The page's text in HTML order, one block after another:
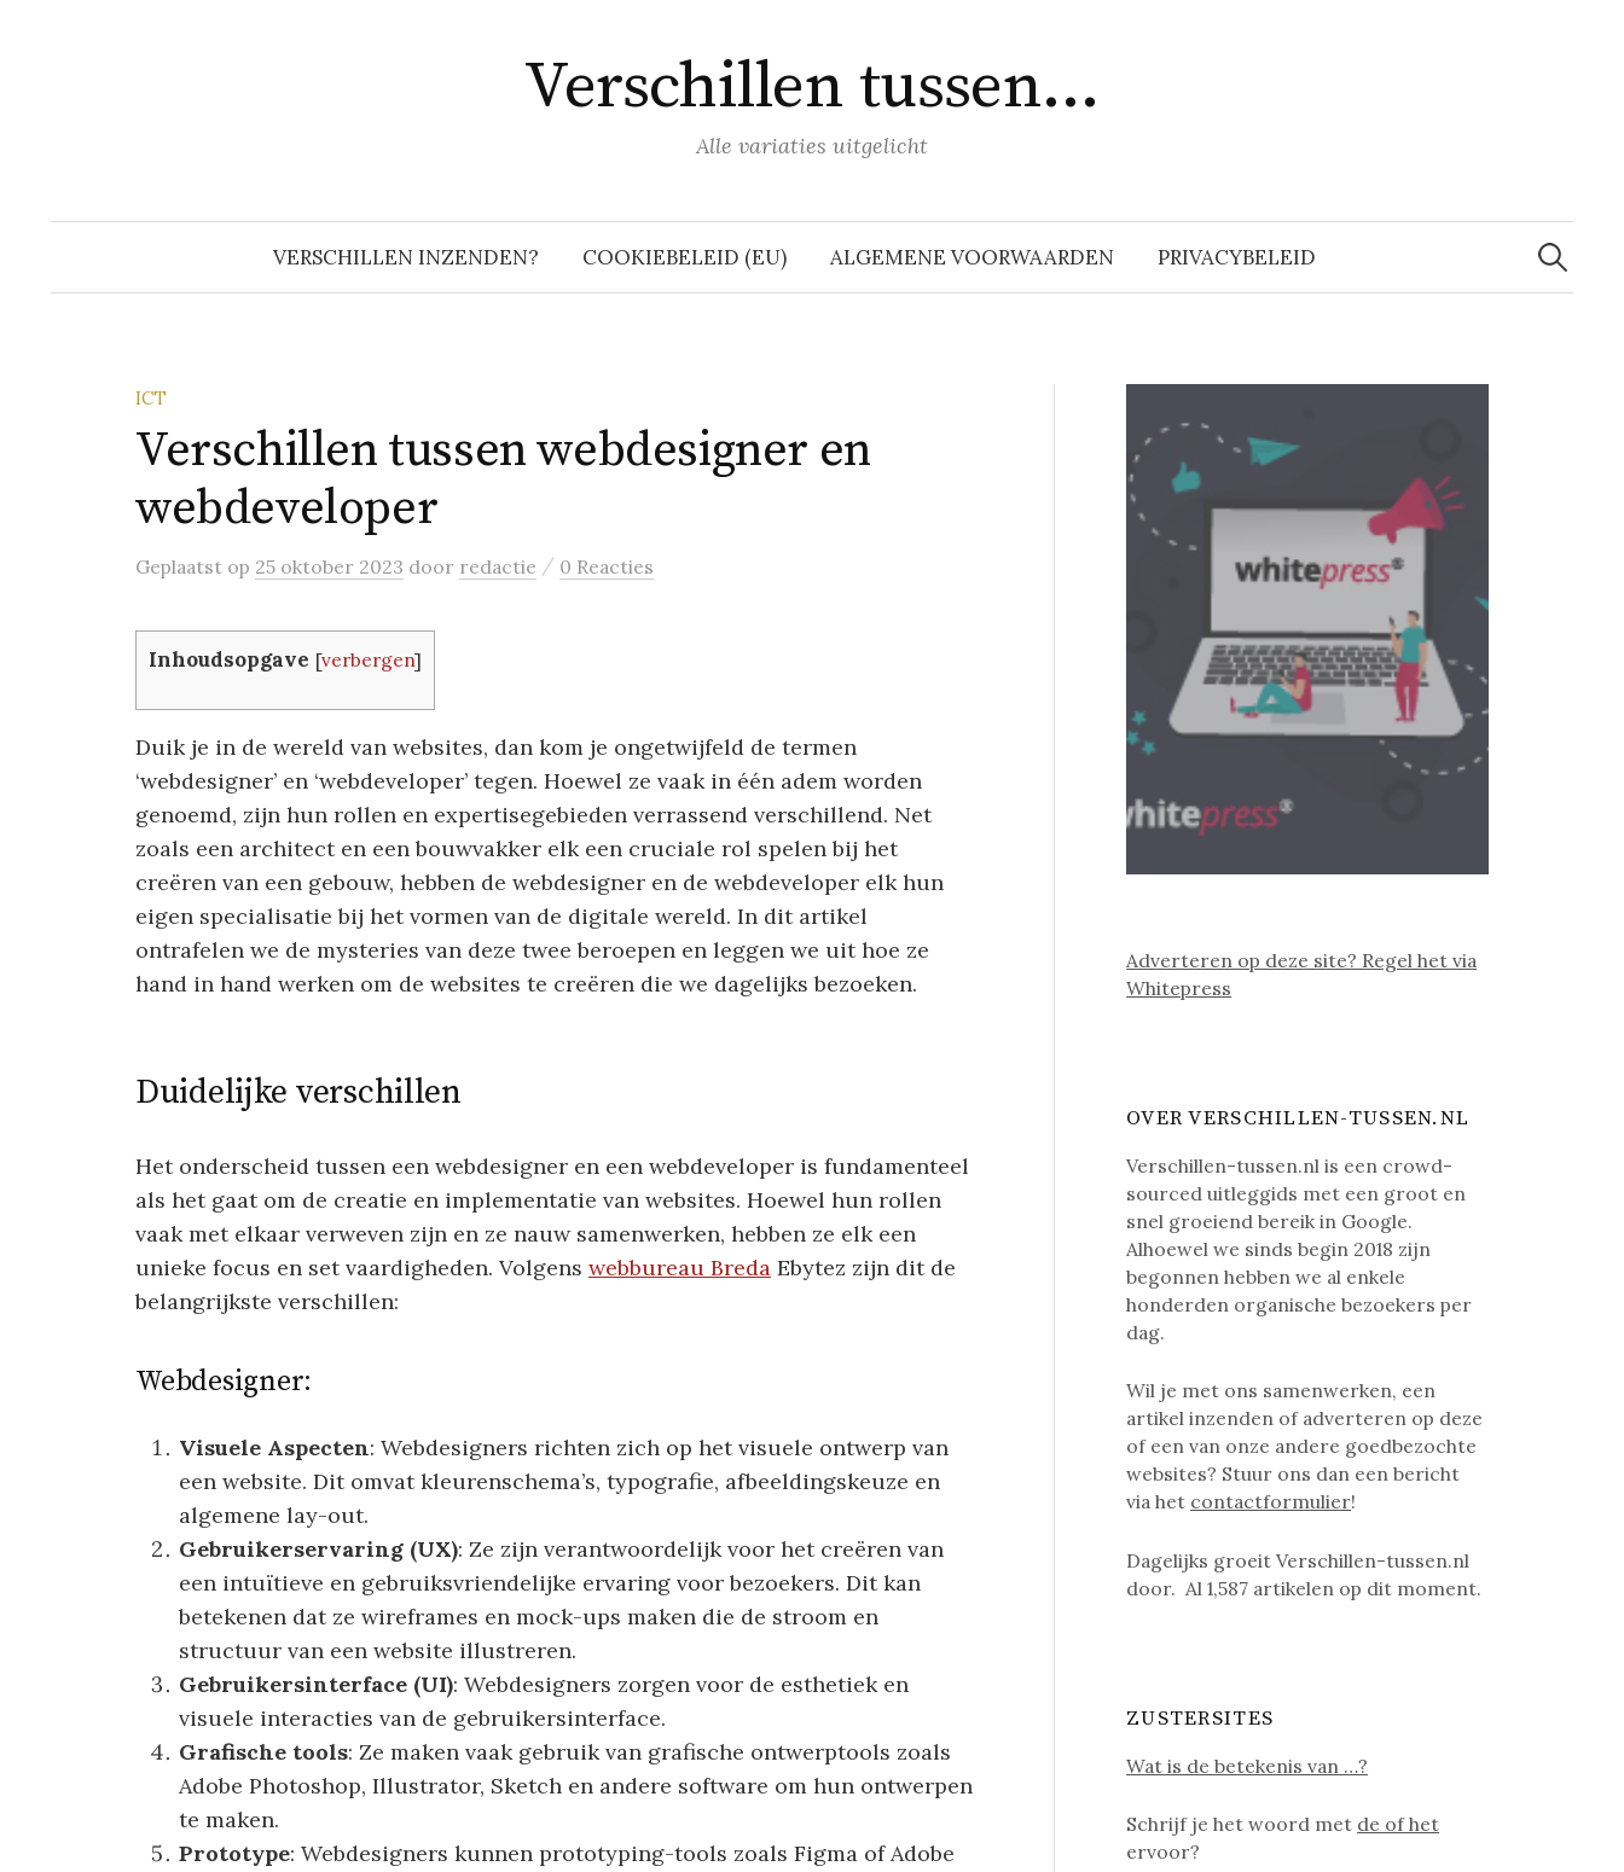
Verschillen tussen…
Alle variaties uitgelicht
VERSCHILLEN INZENDEN? COOKIEBELEID (EU) ALGEMENE VOORWAARDEN PRIVACYBELEID
Zoeken
naar:
ICT
Verschillen tussen webdesigner en
webdeveloper
Geplaatst op 25 oktober 2023 door redactie / 0 Reacties
Inhoudsopgave [verbergen]
Duik je in de wereld van websites, dan kom je ongetwijfeld de termen
‘webdesigner’ en ‘webdeveloper’ tegen. Hoewel ze vaak in één adem worden
genoemd, zijn hun rollen en expertisegebieden verrassend verschillend. Net
zoals een architect en een bouwvakker elk een cruciale rol spelen bij het
creëren van een gebouw, hebben de webdesigner en de webdeveloper elk hun
eigen specialisatie bij het vormen van de digitale wereld. In dit artikel
ontrafelen we de mysteries van deze twee beroepen en leggen we uit hoe ze
hand in hand werken om de websites te creëren die we dagelijks bezoeken.
Duidelijke verschillen
Het onderscheid tussen een webdesigner en een webdeveloper is fundamenteel
als het gaat om de creatie en implementatie van websites. Hoewel hun rollen
vaak met elkaar verweven zijn en ze nauw samenwerken, hebben ze elk een
unieke focus en set vaardigheden. Volgens webbureau Breda Ebytez zijn dit de
belangrijkste verschillen:
Webdesigner:
Visuele Aspecten: Webdesigners richten zich op het visuele ontwerp van
een website. Dit omvat kleurenschema’s, typografie, afbeeldingskeuze en
algemene lay-out.
Gebruikerservaring (UX): Ze zijn verantwoordelijk voor het creëren van
een intuïtieve en gebruiksvriendelijke ervaring voor bezoekers. Dit kan
betekenen dat ze wireframes en mock-ups maken die de stroom en
structuur van een website illustreren.
Gebruikersinterface (UI): Webdesigners zorgen voor de esthetiek en
visuele interacties van de gebruikersinterface.
Grafische tools: Ze maken vaak gebruik van grafische ontwerptools zoals
Adobe Photoshop, Illustrator, Sketch en andere software om hun ontwerpen
te maken.
Prototype: Webdesigners kunnen prototyping-tools zoals Figma of Adobe
Adverteren op deze site? Regel het via
Whitepress
OVER VERSCHILLEN-TUSSEN.NL
Verschillen-tussen.nl is een crowd-
sourced uitleggids met een groot en
snel groeiend bereik in Google.
Alhoewel we sinds begin 2018 zijn
begonnen hebben we al enkele
honderden organische bezoekers per
dag.
Wil je met ons samenwerken, een
artikel inzenden of adverteren op deze
of een van onze andere goedbezochte
websites? Stuur ons dan een bericht
via het contactformulier!
Dagelijks groeit Verschillen-tussen.nl
door. Al1,587 artikelen op dit moment.
ZUSTERSITES
Wat is de betekenis van …?
Schrijf je het woord met de of het
ervoor?